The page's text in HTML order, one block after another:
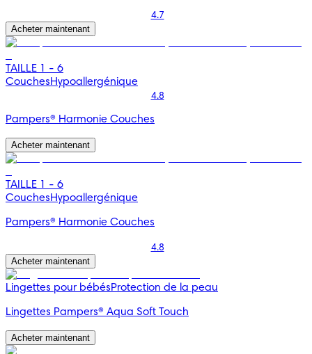
4.7
Acheter maintenant
TAILLE 1 - 6
CouchesHypoallergénique
4.8
Pampers® Harmonie Couches
Acheter maintenant
TAILLE 1 - 6
CouchesHypoallergénique
Pampers® Harmonie Couches
4.8
Acheter maintenant
Lingettes pour bébésProtection de la peau
Lingettes Pampers® Aqua Soft Touch
Acheter maintenant